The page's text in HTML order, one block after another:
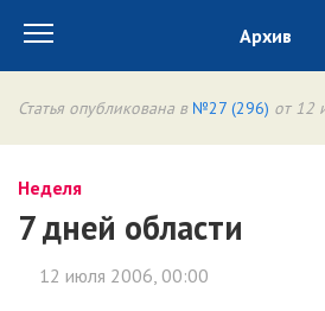
Архив
Статья опубликована в №27 (296) от 12
Неделя
7 дней области
12 июля 2006, 00:00